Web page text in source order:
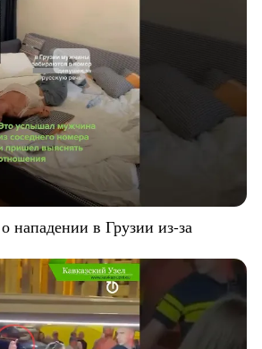
нападении в Грузии из-за